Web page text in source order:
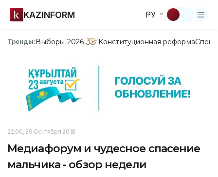
KAZINFORM РУ
Тренды:Выборы-2026 Конституционная реформа
22:00, 29 Сентября 2018
Медиафорум и чудесное спасение
мальчика - обзор недели